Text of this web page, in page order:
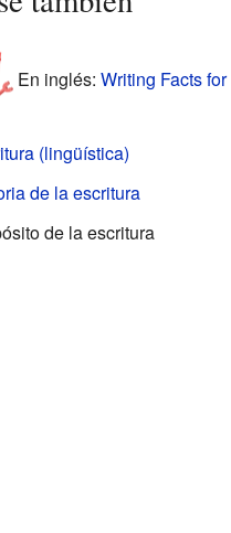
En inglés: Writing Facts
(lingüística)
de la escritura
de la escritura